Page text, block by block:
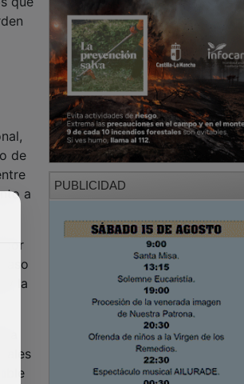
a
por
la
tipo
PUBLICIDAD
PUBLICIDAD